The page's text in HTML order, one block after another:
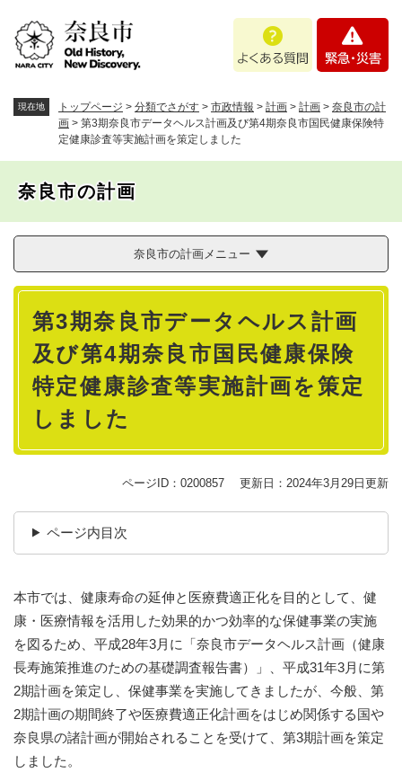
。
あ
問
・
現在地 トップページ > 分類でさがす > 市政情報 > 計画 > 計画 > 奈良市の計
画 > 第3期奈良市データヘルス計画及び第4期奈良市国民健康保険特
定健康診査等実施計画を策定しました
奈良市の計画
奈良市の計画メニュー
本
第3期奈良市データヘルス計画
及び第4期奈良市国民健康保険
特定健康診査等実施計画を策定
しました
ページID：0200857 更新日：2024年3月29日更新
ページ内目次
本市では、健康寿命の延伸と医療費適正化を目的として、健
康・医療情報を活用した効果的かつ効率的な保健事業の実施
を図るため、平成28年3月に「奈良市データヘルス計画（健康
長寿施策推進のための基礎調査報告書）」、平成31年3月に第
2期計画を策定し、保健事業を実施してきましたが、今般、第
2期計画の期間終了や医療費適正化計画をはじめ関係する国や
奈良県の諸計画が開始されることを受けて、第3期計画を策定
しました。